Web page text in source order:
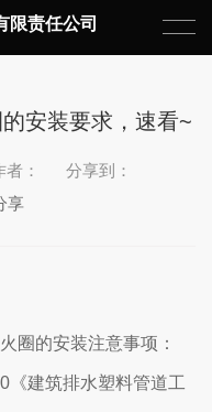
限责任公司
安装要求，速看~
者：
分享到：
享
圈的安装注意事项：
《建筑排水塑料管道工